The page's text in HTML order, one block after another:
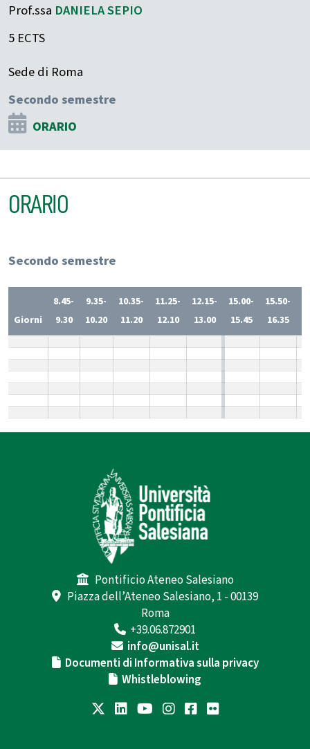
Prof.ssa DANIELASEPIO
5 ECTS
Sede di Roma
Secondo semestre
ORARIO
ORARIO
Secondo semestre
Giorni
8.45-
9.30
9.35-
10.20
10.35-
11.20
11.25-
12.10
12.15-
13.00
15.00-
15.45
15.50-
16.35
Pontificio Ateneo Salesiano
Piazza dell’Ateneo Salesiano, 1 - 00139
Roma
+39.06.872901
info@unisal.it
Documenti di Informativa sulla privacy
Whistleblowing